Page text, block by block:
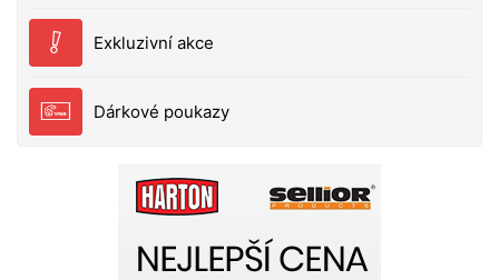
Exkluzivní akce
Dárkové poukazy
délka rukojeti : 100 cm